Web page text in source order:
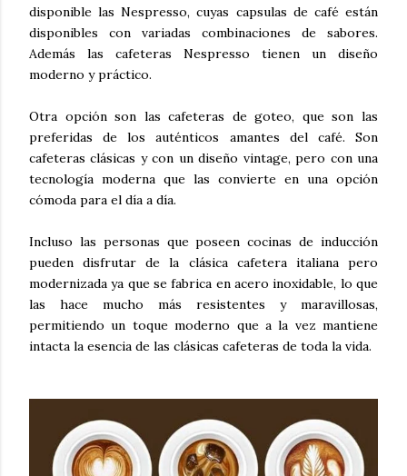
disponible las Nespresso, cuyas capsulas de café están
disponibles con variadas combinaciones de sabores.
Además las cafeteras Nespresso tienen un diseño
moderno y práctico.
Otra opción son las cafeteras de goteo, que son las
preferidas de los auténticos amantes del café. Son
cafeteras clásicas y con un diseño vintage, pero con una
tecnología moderna que las convierte en una opción
cómoda para el día a día.
Incluso las personas que poseen cocinas de inducción
pueden disfrutar de la clásica cafetera italiana pero
modernizada ya que se fabrica en acero inoxidable, lo que
las hace mucho más resistentes y maravillosas,
permitiendo un toque moderno que a la vez mantiene
intacta la esencia de las clásicas cafeteras de toda la vida.